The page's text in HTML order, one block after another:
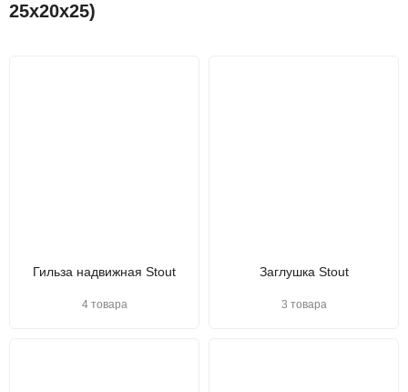
25х20х25)
Гильза надвижная Stout
4 товара
Заглушка Stout
3 товара